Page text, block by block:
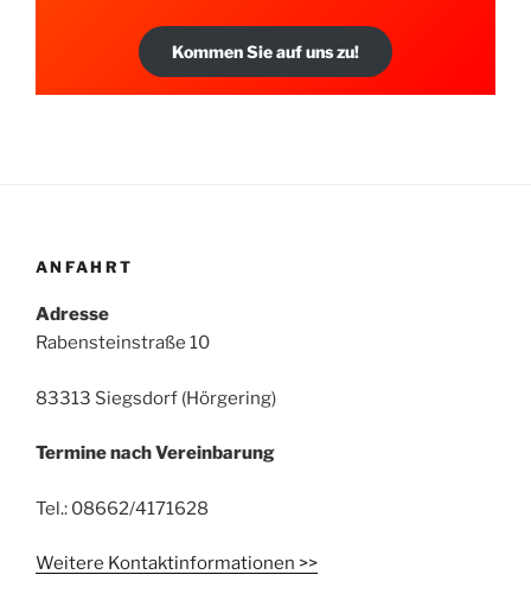
Kommen Sie auf uns zu!
ANFAHRT
Adresse
Rabensteinstraße 10
83313 Siegsdorf (Hörgering)
Termine nach Vereinbarung
Tel.: 08662/4171628
Weitere Kontaktinformationen >>